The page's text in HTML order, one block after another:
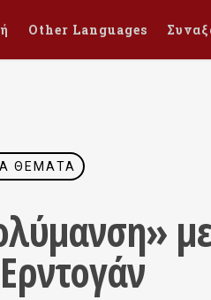
Other Languages
ΘΈΜΑΤΑ